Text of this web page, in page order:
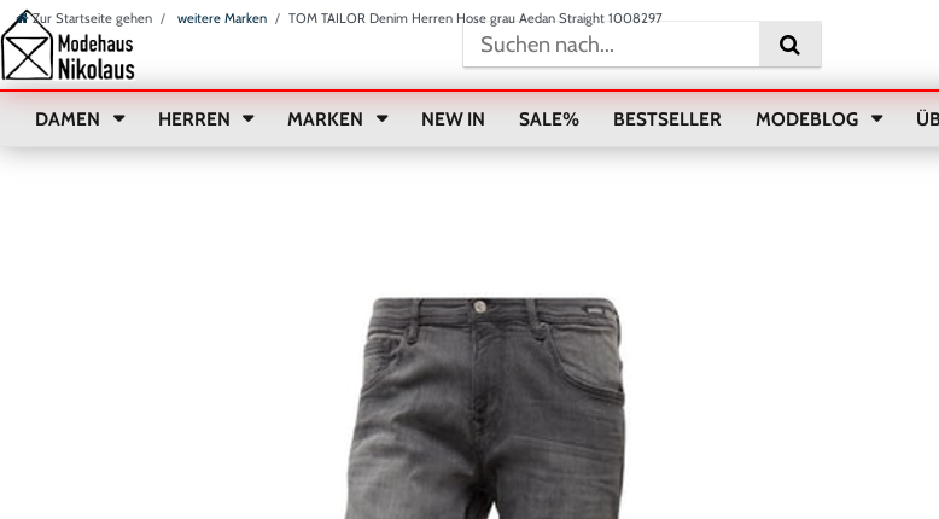
Zur Startseite gehen weitere Marken TOM TAILOR Denim Herren Hose grau Aedan Straight 1008297
DAMEN HERREN MARKEN NEW IN SALE% BESTSELLER MODEBLOG